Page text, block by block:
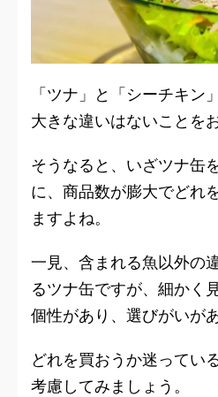
「ツナ」と「シーチキン
大きな違いはないことを
そうなると、いざツナ缶
に、商品数が膨大でどれ
ますよね。
一見、含まれる魚以外の
るツナ缶ですが、細かく
個性があり、選びがいが
どれを買おうか迷ってい
考慮してみましょう。